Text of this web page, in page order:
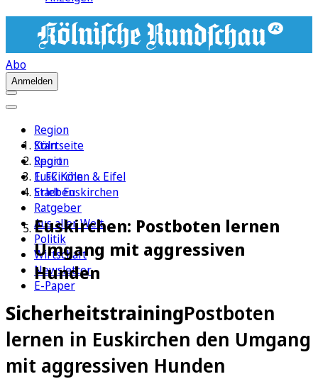
Abo
Anmelden
Region
Köln
Sport
1. FC Köln
Erleben
Ratgeber
Aus aller Welt
Politik
Wirtschaft
Newsletter
E-Paper
Startseite
Region
Euskirchen & Eifel
Stadt Euskirchen
Euskirchen: Postboten lernen
Umgang mit aggressiven
Hunden
SicherheitstrainingPostboten
lernen in Euskirchen den Umgang
mit aggressiven Hunden